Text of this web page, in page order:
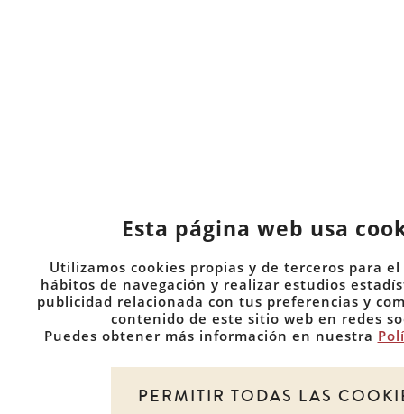
Esta página web usa
Utilizamos cookies propias y de terceros para
hábitos de navegación y realizar estudios
publicidad relacionada con tus preferencias y
contenido de este sitio web en redes
Puedes obtener más información en nuestra
PERMITIR TODAS LAS